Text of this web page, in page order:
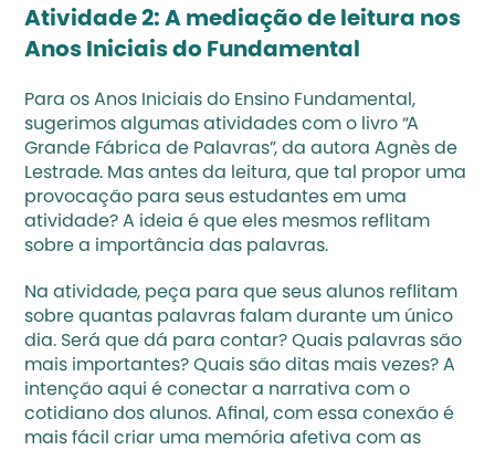
Atividade 2: A mediação de leitura nos
Anos Iniciais do Fundamental
Para os Anos Iniciais do Ensino Fundamental,
sugerimos algumas atividades com o livro “A
Grande Fábrica de Palavras”, da autora Agnès de
Lestrade. Mas antes da leitura, que tal propor uma
provocação para seus estudantes em uma
atividade? A ideia é que eles mesmos reflitam
sobre a importância das palavras.
Na atividade, peça para que seus alunos reflitam
sobre quantas palavras falam durante um único
dia. Será que dá para contar? Quais palavras são
mais importantes? Quais são ditas mais vezes? A
intenção aqui é conectar a narrativa com o
cotidiano dos alunos. Afinal, com essa conexão é
mais fácil criar uma memória afetiva com as